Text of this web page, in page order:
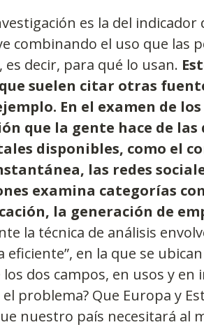
es la del indicador
combinando el uso que las
decir, para qué lo usan.
suelen citar otras
En el examen de los
que la gente hace de las
disponibles, como el
las redes
examina categorías
la generación de
la técnica de análisis
en la que se
dos campos, en usos y en
problema? Que Europa y
nuestro país necesitará al